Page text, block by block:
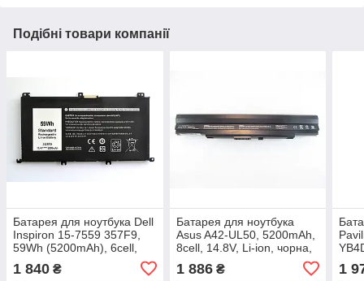
Подібні товари компанії
Батарея для ноутбука Dell
Inspiron 15-7559 357F9,
59Wh (5200mAh), 6cell,
1 840 ₴
Батарея для ноутбука
Asus A42-UL50, 5200mAh,
8cell, 14.8V, Li-ion, чорна,
1 886₴ 1